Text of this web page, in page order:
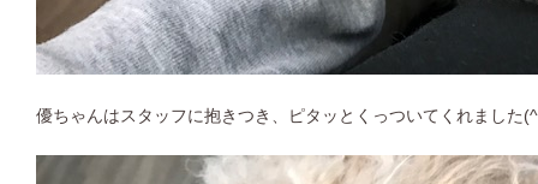
優ちゃんはスタッフに抱きつき、ピタッとくっついてくれました